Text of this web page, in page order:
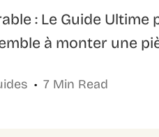
: Le Guide Ultime
à monter une
7 Min Read